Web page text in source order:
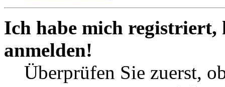
Ich habe mich
anmelden!
Überprüfen Sie zuerst,